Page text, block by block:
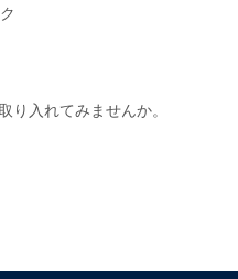
入れてみませんか。